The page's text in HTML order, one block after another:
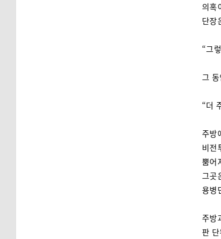
의혹
단장
“그
그
“더
주방
비전
뿜어
그곳
용병
주방
판